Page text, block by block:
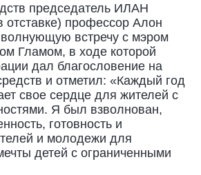
председатель ИЛАН
отставке) профессор Алон
встречу с мэром
Гламом, в ходе которой
дал благословение на
и отметил: «Каждый год
свое сердце для жителей с
Я был взволнован,
готовность и
и молодежи для
детей с ограниченными